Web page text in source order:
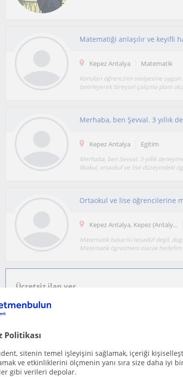
Politikası
sitenin temel işleyişini sağlamak, içeriği
ve etkinliklerini ölçmenin yanı sıra size daha iyi
gibi verileri depolar.
Kepez Antalya Matematik
Konuları öğrencinin seviyesine
belirleyerek bireysel çalışma planı
Kepez Antalya Egitim
Merhaba, ben Sevval. 3 yillik
Ilkokul, ortaokul ve lise düzeyindeki
Ortaokul ve lise öğrencilerine
Kepez Antalya, Kepez (Antaly...
Matematik basarisi tesadüf degil,
Matematik ögretmeni olarak hedefim
Ücretsiz ilan ver
İlkokul- ortaokul özel ders -
Kepez Antalya, Kepez (Antaly...